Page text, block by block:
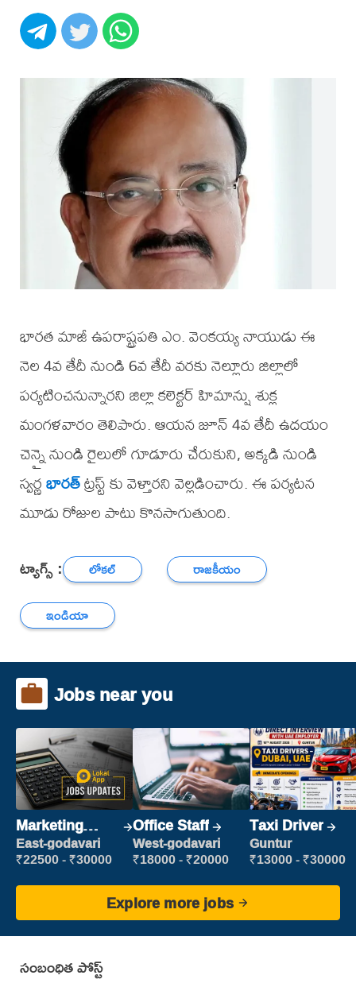
భారత మాజీ ఉపరాష్ట్రపతి ఎం. వెంకయ్య నాయుడు ఈ
నెల 4వ తేదీ నుండి 6వ తేదీ వరకు నెల్లూరు జిల్లాలో
పర్యటించనున్నారని జిల్లా కలెక్టర్ హిమాన్షు శుక్ల
మంగళవారం తెలిపారు. ఆయన జూన్ 4వ తేదీ ఉదయం
చెన్నై నుండి రైలులో గూడూరు చేరుకుని, అక్కడి నుండి
స్వర్ణభారత్ట్రస్ట్ కు వెళ్తారని వెల్లడించారు. ఈ పర్యటన
మూడు రోజుల పాటు కొనసాగుతుంది.
ట్యాగ్స్ : లోకల్
రాజకీయం
ఇండియా
Jobs near you
Marketing
Executive
East-godavari
₹22500 - ₹30000
Office Staff
West-godavari
₹18000 - ₹20000
Taxi Driver
Guntur
₹13000 - ₹30000
Explore more jobs
సంబంధిత పోస్ట్